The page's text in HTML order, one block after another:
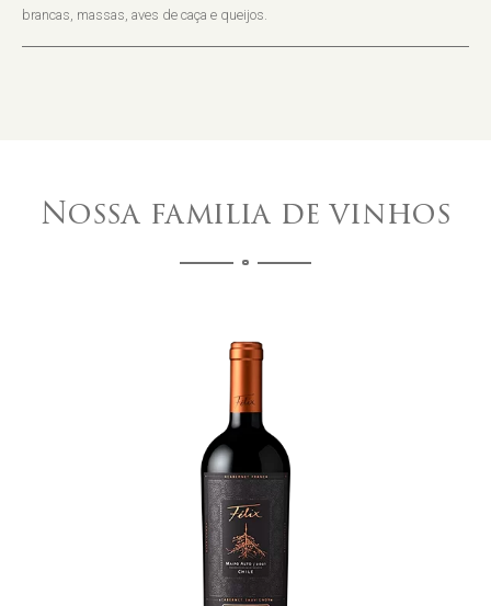
brancas, massas, aves de caça e queijos.
Nossa familia de vinhos